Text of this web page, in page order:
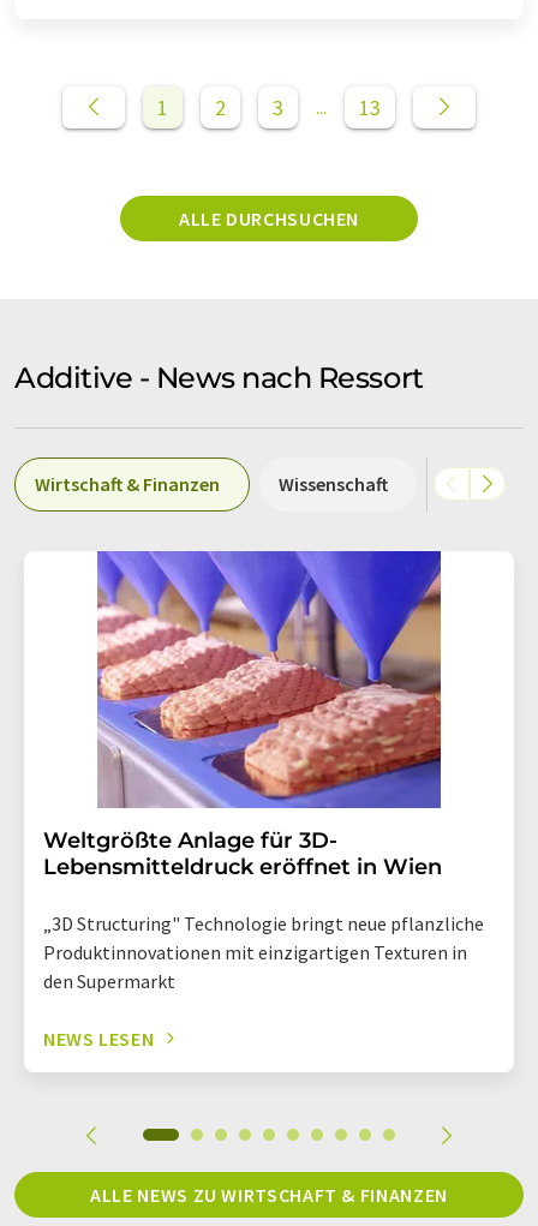
1 2 3 ... 13
ALLE DURCHSUCHEN
Additive - News nach Ressort
Wirtschaft & Finanzen Wissenschaft
Weltgrößte Anlage für 3D-
Lebensmitteldruck eröffnet in Wien
„3D Structuring" Technologie bringt neue pflanzliche
Produktinnovationen mit einzigartigen Texturen in
den Supermarkt
NEWS LESEN
ALLE NEWS ZU WIRTSCHAFT & FINANZEN